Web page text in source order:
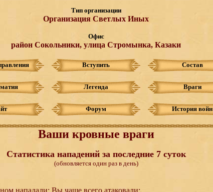
Тип организации
Организация Светлых Иных
Офис
район Сокольники, улица Стромынка, Казаки
Вступить Состав
Легенда Враги
Форум История войн
Ваши кровные враги
Статистика нападений за последние 7 суток
(обновляется один раз в день)
нападали: Вы чаще всего атаковали: